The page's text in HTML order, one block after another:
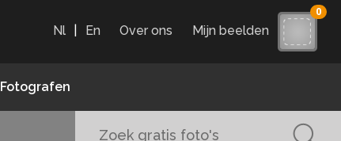
Nl En Over ons Mijn beelden
0
Fotografen